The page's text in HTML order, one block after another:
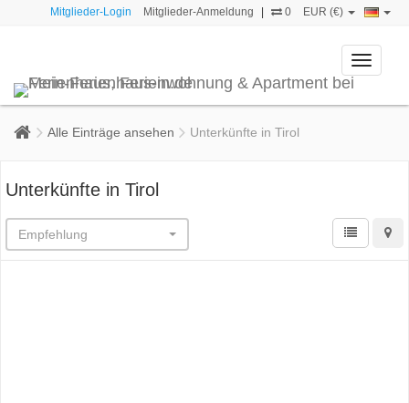
Mitglieder-Login Mitglieder-Anmeldung 0 EUR (€)
Toggle
Alle Einträge ansehen Unterkünfte in Tirol
Unterkünfte in Tirol
Empfehlung